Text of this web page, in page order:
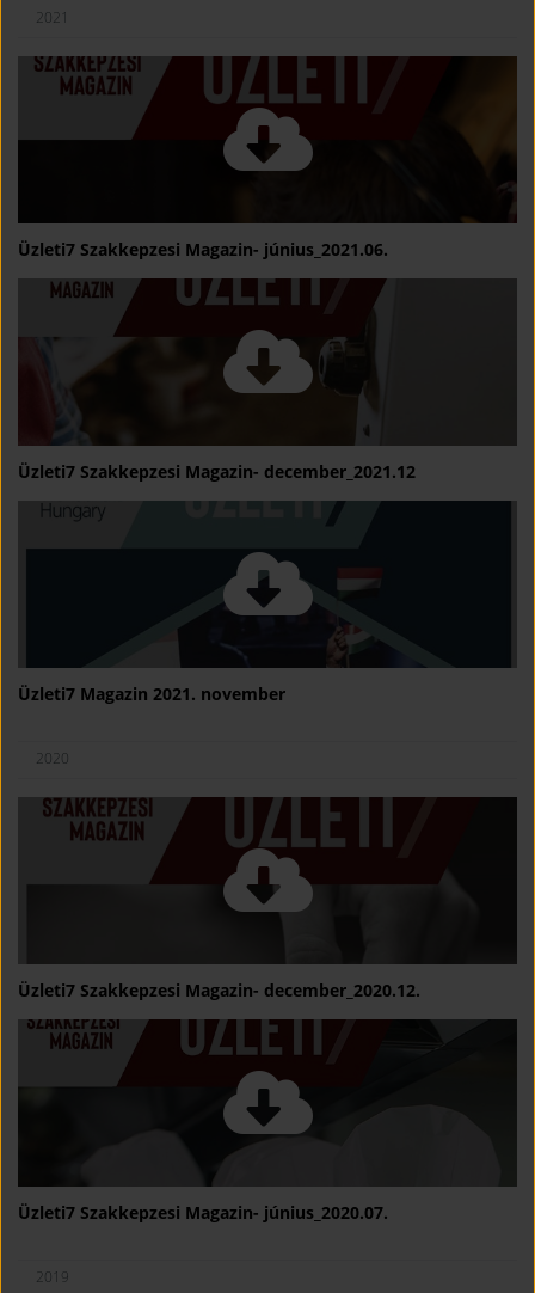
2021
Üzleti7 Szakkepzesi Magazin- június_2021.06.
Üzleti7 Szakkepzesi Magazin- december_2021.12
Üzleti7 Magazin 2021. november
2020
Üzleti7 Szakkepzesi Magazin- december_2020.12.
Üzleti7 Szakkepzesi Magazin- június_2020.07.
2019